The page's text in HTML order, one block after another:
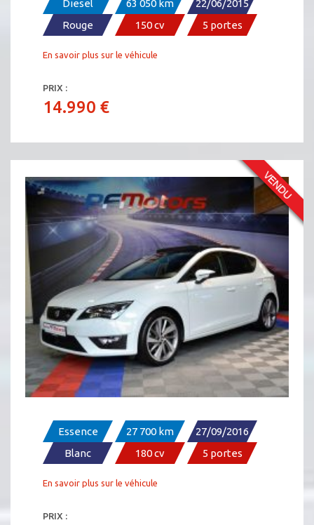
Diesel 63 050 km
22/06/2015
Rouge
150 cv 5 portes
En savoir plus sur le véhicule
PRIX :
14.990 €
SEAT LÉON FR 1.8 180
Essence 27 700 km
27/09/2016
Blanc
180 cv 5 portes
En savoir plus sur le véhicule
PRIX :